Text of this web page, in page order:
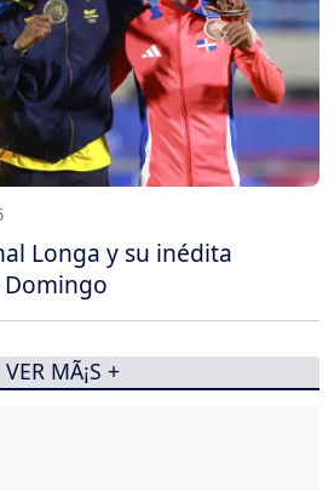
Longa y su inédita
VER MÃ¡S +